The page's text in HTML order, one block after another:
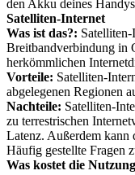
den Akku deines
Satelliten-Internet
Was ist das?:
Breitbandverbindung in
herkömmlichen
Vorteile: Satelliten-
abgelegenen Regionen
Nachteile: Satelliten-
zu terrestrischen
Latenz. Außerdem kann
Häufig gestellte Fragen
Was kostet die